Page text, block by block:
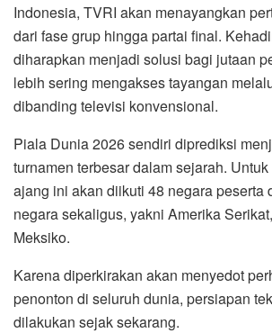
Indonesia, TVRI akan menayangkan
dari fase grup hingga partai final.
diharapkan menjadi solusi bagi jutaan
lebih sering mengakses tayangan
dibanding televisi konvensional.
Piala Dunia 2026 sendiri diprediksi
turnamen terbesar dalam sejarah.
ajang ini akan diikuti 48 negara peserta
negara sekaligus, yakni Amerika
Meksiko.
Karena diperkirakan akan menyedot
penonton di seluruh dunia, persiapan
dilakukan sejak sekarang.